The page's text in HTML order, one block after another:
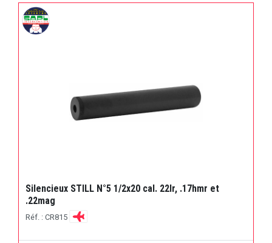
Silencieux STILL N°5 1/2x20 cal. 22lr, .17hmr et
.22mag
Réf. : CR815